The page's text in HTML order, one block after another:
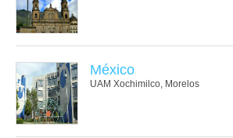
México
UAM Xochimilco, Morelos